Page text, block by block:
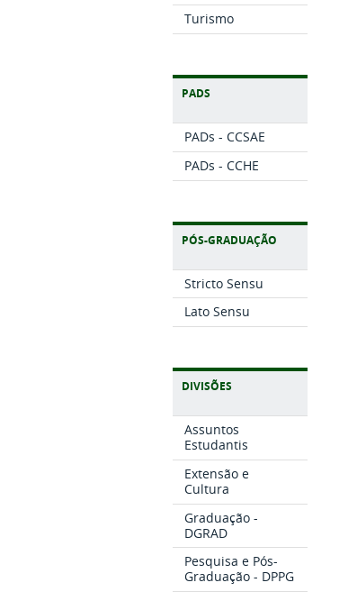
Turismo
PADS
PADs - CCSAE
PADs - CCHE
PÓS-GRADUAÇÃO
Stricto Sensu
Lato Sensu
DIVISÕES
Assuntos
Estudantis
Extensão e
Cultura
Graduação -
DGRAD
Pesquisa e Pós-
Graduação - DPPG